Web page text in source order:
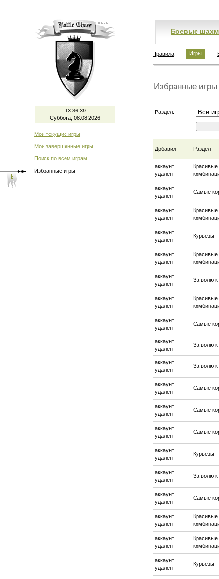
13:36:40
Суббота, 08.08.2026
Мои текущие игры
Мои завершенные игры
Поиск по всем играм
Избранные игры
Боевые
Правила Игры
Избранные игры
Раздел:
Добавил Раздел
аккаунт
удален
Красивые
аккаунт
удален
Самые
аккаунт
удален
Красивые
аккаунт
удален
Курьёзы
аккаунт
удален
Красивые
аккаунт
удален
За волю к
аккаунт
удален
Красивые
аккаунт
удален
Самые
аккаунт
удален
За волю к
аккаунт
удален
За волю к
аккаунт
удален
Самые
аккаунт
удален
Самые
аккаунт
удален
Самые
аккаунт
удален
Курьёзы
аккаунт
удален
За волю к
аккаунт
удален
Самые
аккаунт
удален
Красивые
аккаунт
удален
Красивые
аккаунт
удален
Курьёзы